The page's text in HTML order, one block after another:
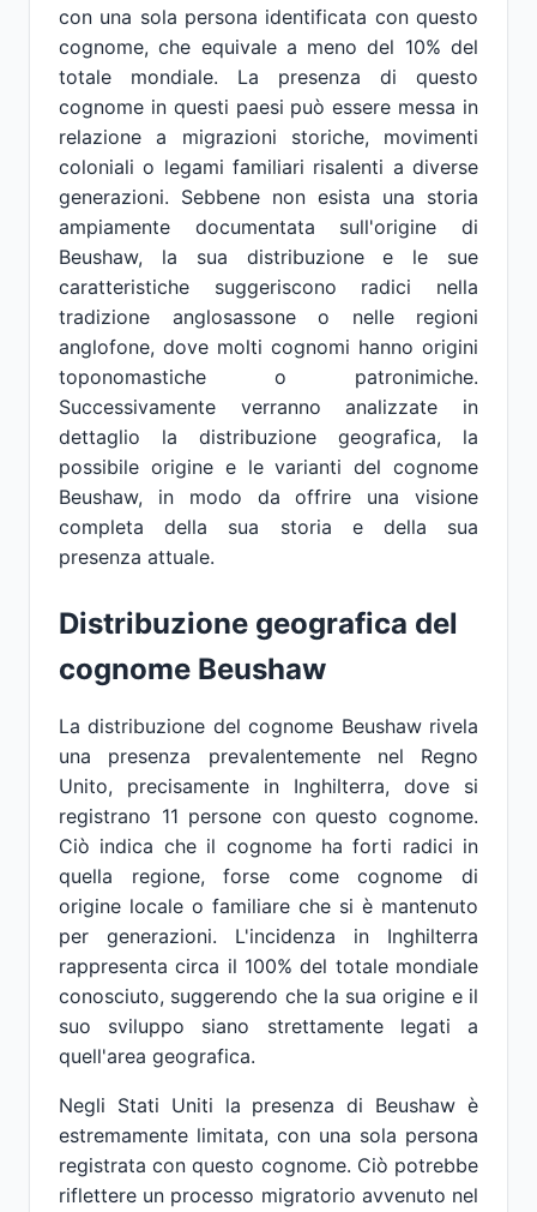
con una sola persona identificata con questo
cognome, che equivale a meno del 10% del
totale mondiale. La presenza di questo
cognome in questi paesi può essere messa in
relazione a migrazioni storiche, movimenti
coloniali o legami familiari risalenti a diverse
generazioni. Sebbene non esista una storia
ampiamente documentata sull'origine di
Beushaw, la sua distribuzione e le sue
caratteristiche suggeriscono radici nella
tradizione anglosassone o nelle regioni
anglofone, dove molti cognomi hanno origini
toponomastiche o patronimiche.
Successivamente verranno analizzate in
dettaglio la distribuzione geografica, la
possibile origine e le varianti del cognome
Beushaw, in modo da offrire una visione
completa della sua storia e della sua
presenza attuale.
Distribuzione geografica del
cognome Beushaw
La distribuzione del cognome Beushaw rivela
una presenza prevalentemente nel Regno
Unito, precisamente in Inghilterra, dove si
registrano 11 persone con questo cognome.
Ciò indica che il cognome ha forti radici in
quella regione, forse come cognome di
origine locale o familiare che si è mantenuto
per generazioni. L'incidenza in Inghilterra
rappresenta circa il 100% del totale mondiale
conosciuto, suggerendo che la sua origine e il
suo sviluppo siano strettamente legati a
quell'area geografica.
Negli Stati Uniti la presenza di Beushaw è
estremamente limitata, con una sola persona
registrata con questo cognome. Ciò potrebbe
riflettere un processo migratorio avvenuto nel